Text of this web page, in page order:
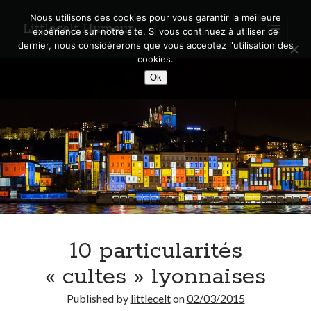
Littlecelt Humeur
open
primary
menu
Sidebar
Derniers articles
Municipales 2026 : Lyon, Métropole et Caluire, mon choix pour l’avenir
Quel Lyonnais es-tu, Renaud Ducher ?
A quand une véritable place pour le vélo à Caluire dans la Métropole de
Lyon ?
Comment je vis ma vie sur un vélo
10 particularités
« cultes » lyonnaises
Published by littlecelton02/03/2015
Nous utilisons des cookies pour vous garantir la meilleure
expérience sur notre site. Si vous continuez à utiliser ce
dernier, nous considérerons que vous acceptez l'utilisation des
cookies.
Ok